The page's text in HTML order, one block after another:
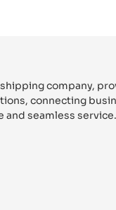
company,
connecting
seamless service.